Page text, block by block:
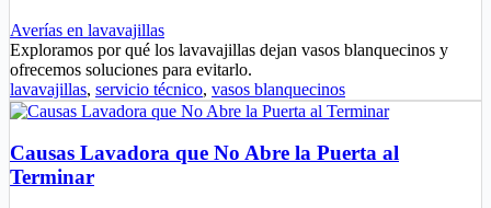
Averías en lavavajillas
Exploramos por qué los lavavajillas dejan vasos blanquecinos y
ofrecemos soluciones para evitarlo.
lavavajillas, servicio técnico, vasos blanquecinos
Causas Lavadora que No Abre la Puerta al
Terminar